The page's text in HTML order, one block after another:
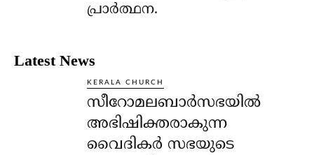
പ്രാര്‍ത്ഥന.
Latest News
KERALA CHURCH
സീറോമലബാർസഭയിൽ
അഭിഷിക്തരാകുന്ന
വൈദികർ സഭയുടെ